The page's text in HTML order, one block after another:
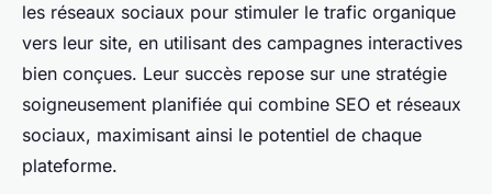
les réseaux sociaux pour stimuler le trafic organique
vers leur site, en utilisant des campagnes interactives
bien conçues. Leur succès repose sur une stratégie
soigneusement planifiée qui combine SEO et réseaux
sociaux, maximisant ainsi le potentiel de chaque
plateforme.